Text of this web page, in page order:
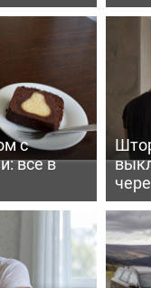
с
все в